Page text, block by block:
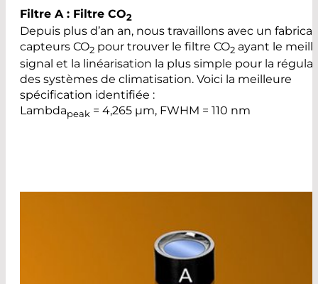
Filtre A : Filtre CO2
Depuis plus d’an an, nous travaillons avec un
capteurs CO2 pour trouver le filtre CO2 ayant le
signal et la linéarisation la plus simple pour la
des systèmes de climatisation. Voici la meilleure
spécification identifiée :
Lambdapeak = 4,265 µm, FWHM = 110 nm